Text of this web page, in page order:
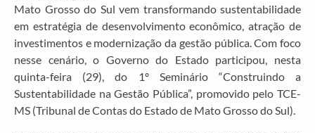
Mato Grosso do Sul vem transformando sustentabilidade
em estratégia de desenvolvimento econômico, atração de
investimentos e modernização da gestão pública. Com foco
nesse cenário, o Governo do Estado participou, nesta
quinta-feira (29), do 1º Seminário “Construindo a
Sustentabilidade na Gestão Pública”, promovido pelo TCE-
MS (Tribunal de Contas do Estado de Mato Grosso do Sul).